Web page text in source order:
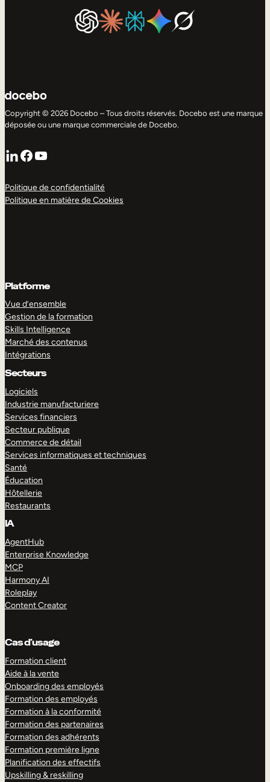
Copyright © 2026 Docebo – Tous droits réservés. Docebo est une marque
déposée ou une marque commerciale de Docebo.
LinkedIn
Facebook
YouTube
Politique de confidentialité
Politique en matière de Cookies
Platforme
Vue d’ensemble
Gestion de la formation
Skills Intelligence
Marché des contenus
Intégrations
Secteurs
Logiciels
Industrie manufacturiere
Services financiers
Secteur publique
Commerce de détail
Services informatiques et techniques
Santé
Éducation
Hôtellerie
Restaurants
IA
AgentHub
Enterprise Knowledge
MCP
Harmony AI
Roleplay
Content Creator
Cas d’usage
Formation client
Aide à la vente
Onboarding des employés
Formation des employés
Formation à la conformité
Formation des partenaires
Formation des adhérents
Formation première ligne
Planification des effectifs
Upskilling & reskilling